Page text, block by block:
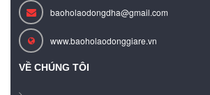
baoholaodongdha@gmail.com
www.baoholaodonggiare.vn
VỀ CHÚNG TÔI